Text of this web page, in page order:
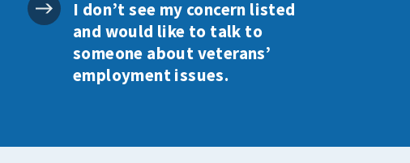
I don’t see my concern listed
and would like to talk to
someone about veterans’
employment issues.